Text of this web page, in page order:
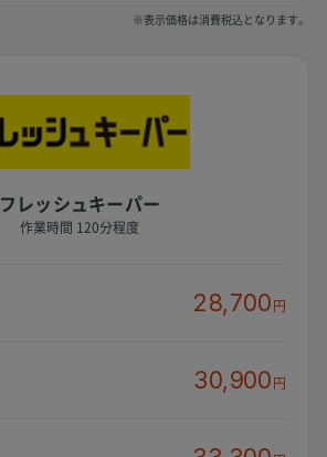
※表示価格は消費税込となります。
フレッシュキーパー
作業時間 120分程度
28,700円
30,900円